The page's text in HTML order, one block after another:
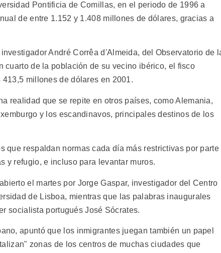
Pontificia de Comillas, en el periodo de 1996 a
de entre 1.152 y 1.408 millones de dólares, gracias a
André Corrêa d'Almeida, del Observatorio de
cuarto de la población de su vecino ibérico, el fisco
millones de dólares en 2001.
realidad que se repite en otros países, como Alemania,
y los escandinavos, principales destinos de los
que respaldan normas cada día más restrictivas por parte
y refugio, e incluso para levantar muros.
el martes por Jorge Gaspar, investigador del Centro
de Lisboa, mientras que las palabras inaugurales
socialista portugués José Sócrates.
apuntó que los inmigrantes juegan también un papel
zonas de los centros de muchas ciudades que